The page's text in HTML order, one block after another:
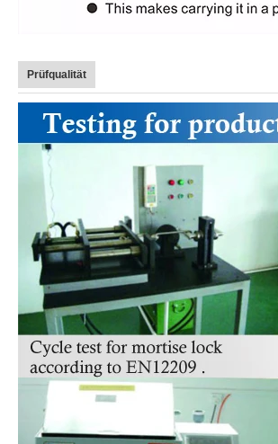
Prüfqualität